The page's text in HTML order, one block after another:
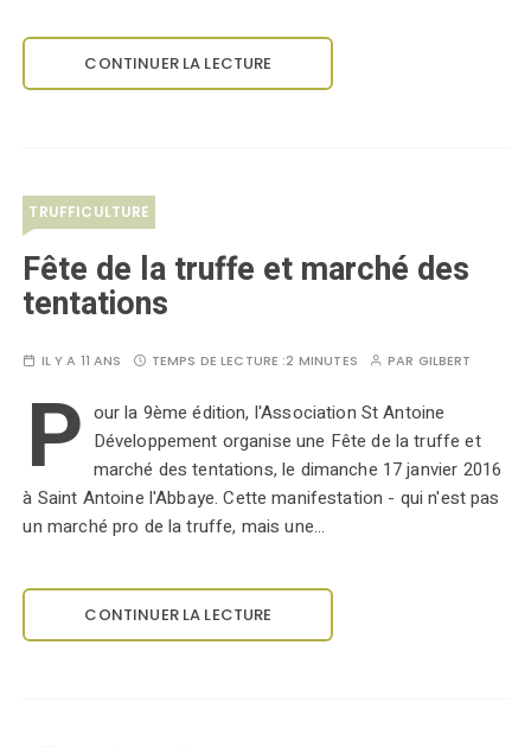
CONTINUER LA LECTURE
TRUFFICULTURE
Fête de la truffe et marché des
tentations
IL Y A 11 ANS TEMPS DE LECTURE :2 MINUTES PAR GILBERT
P our la 9ème édition, l'Association St Antoine
Développement organise une Fête de la truffe et
marché des tentations, le dimanche 17 janvier 2016
à Saint Antoine l'Abbaye. Cette manifestation - qui n'est pas
un marché pro de la truffe, mais une…
CONTINUER LA LECTURE